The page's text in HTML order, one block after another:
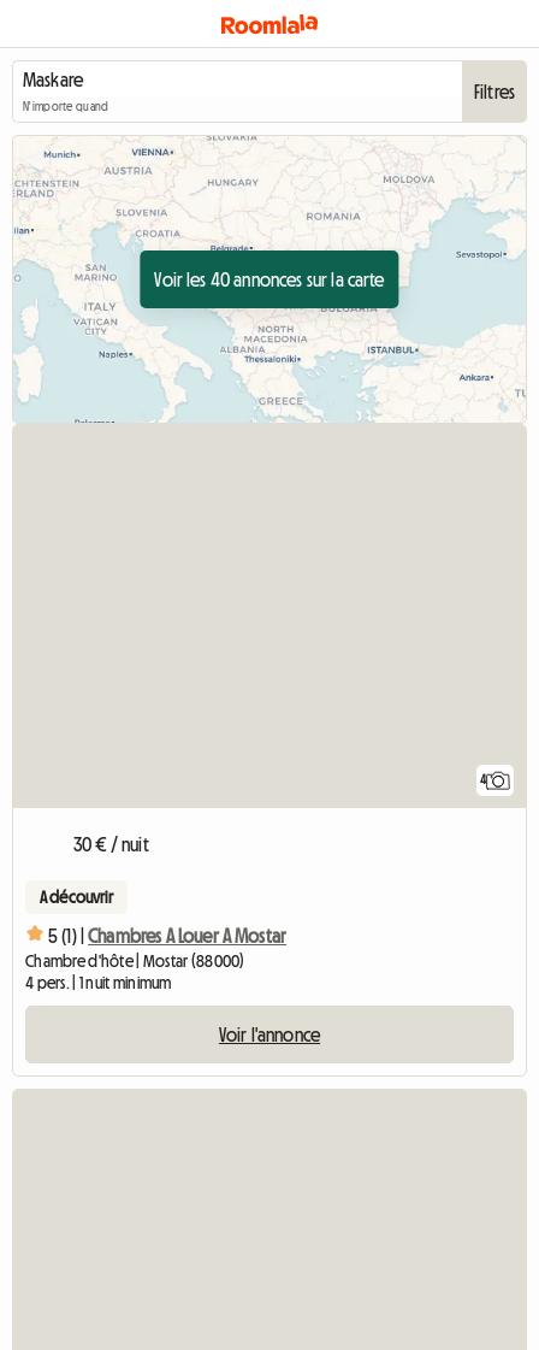
N'importe quand
Filtres
Voir les 40 annonces sur la carte
4
30 € / nuit
A découvrir
5 (1) | Chambres A Louer A Mostar
Chambre d'hôte | Mostar (88000)
4 pers. | 1 nuit minimum
Voir l'annonce